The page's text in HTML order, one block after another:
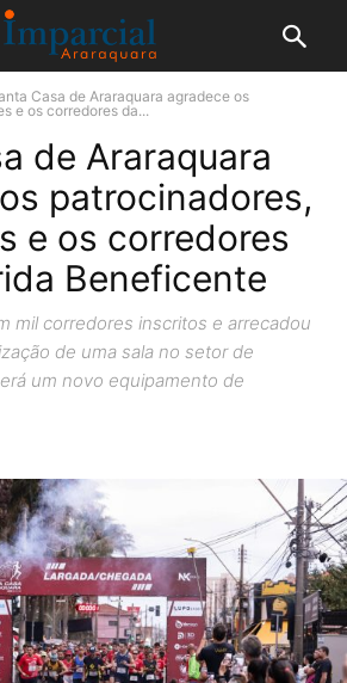
Casa de Araraquara agradece os
e os corredores da...
de Araraquara
patrocinadores,
e os corredores
Beneficente
mil corredores inscritos e arrecadou
de uma sala no setor de
um novo equipamento de